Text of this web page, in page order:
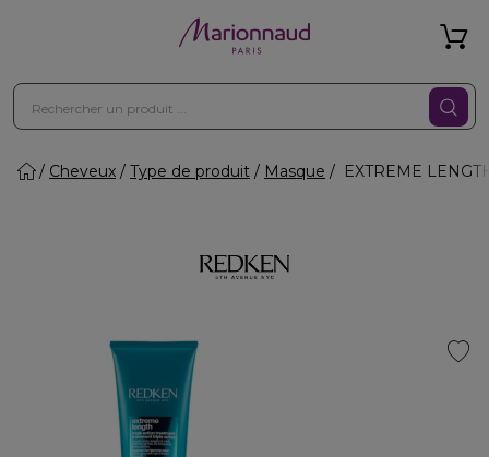
Cheveux Type de produit Masque EXTREME